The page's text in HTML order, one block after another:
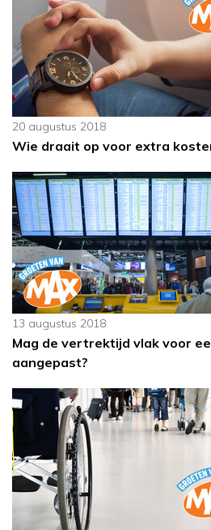
20 augustus 2018
Wie draait op voor extra
13 augustus 2018
Mag de vertrektijd vlak voor
aangepast?